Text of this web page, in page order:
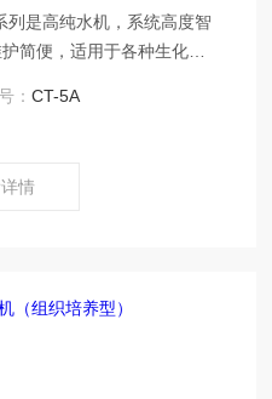
列是高纯水机，系统高度智
简便，适用于各种生化分
：CT-5A
情